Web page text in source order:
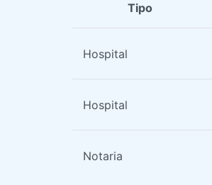
Tipo
Hospital
Hospital
Notaria